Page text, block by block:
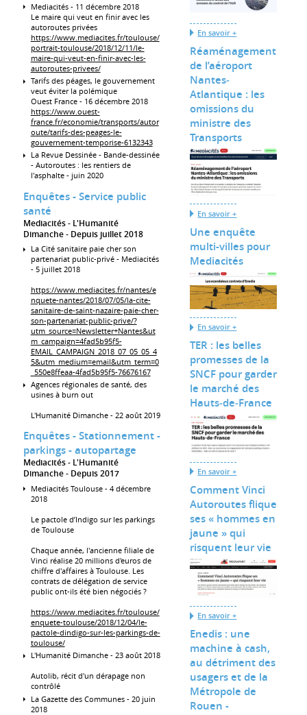
Mediacités - 11 décembre 2018
Le maire qui veut en finir avec les
autoroutes privées
https://www.mediacites.fr/toulouse/
portrait-toulouse/2018/12/11/le-
maire-qui-veut-en-finir-avec-les-
autoroutes-privees/
Tarifs des péages, le gouvernement
veut éviter la polémique
Ouest France - 16 décembre 2018
https://www.ouest-
france.fr/economie/transports/autor
oute/tarifs-des-peages-le-
gouvernement-temporise-6132343
La Revue Dessinée - Bande-dessinée
- Autoroutes : les rentiers de
l'asphalte - juin 2020
Enquêtes - Service public
santé
Mediacités - L'Humanité
Dimanche
Depuis juillet 2018
La Cité sanitaire paie cher son
partenariat public-privé - Mediacités
- 5 juillet 2018
https://www.mediacites.fr/nantes/e
nquete-nantes/2018/07/05/la-cite-
sanitaire-de-saint-nazaire-paie-cher-
son-partenariat-public-prive/?
utm_source=Newsletter+Nantes&ut
m_campaign=4fad5b95f5-
EMAIL_CAMPAIGN_2018_07_05_05_4
5&utm_medium=email&utm_term=0
_550e8ffeaa-4fad5b95f5-76676167
Agences régionales de santé, des
usines à burn out
L'Humanité Dimanche - 22 août 2019
Enquêtes - Stationnement -
parkings - autopartage
Mediacités - L'Humanité
Dimanche
Depuis 2017
Mediacités Toulouse - 4 décembre
2018
Le pactole d’Indigo sur les parkings
de Toulouse
Chaque année, l'ancienne filiale de
Vinci réalise 20 millions d'euros de
chiffre d'affaires à Toulouse. Les
contrats de délégation de service
public ont-ils été bien négociés ?
https://www.mediacites.fr/toulouse/
enquete-toulouse/2018/12/04/le-
pactole-dindigo-sur-les-parkings-de-
toulouse/
L'Humanité Dimanche - 23 août 2018
Autolib, récit d'un dérapage non
contrôlé
La Gazette des Communes - 20 juin
2018
En savoir +
Réaménagement
de l’aéroport
Nantes‐
Atlantique : les
omissions du
ministre des
Transports
En savoir +
Une enquête
multi-villes pour
Mediacités
En savoir +
TER : les belles
promesses de la
SNCF pour garder
le marché des
Hauts‐de‐France
En savoir +
Comment Vinci
Autoroutes flique
ses « hommes en
jaune » qui
risquent leur vie
En savoir +
Enedis : une
machine à cash,
au détriment des
usagers et de la
Métropole de
Rouen -